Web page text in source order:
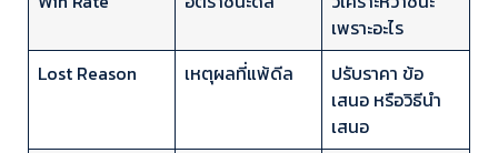
เพราะอะไร
Lost Reason
เหตุผลที่แพ้ดีล
ปรับราคา ข้อ
เสนอ หรือวิธีนำ
เสนอ